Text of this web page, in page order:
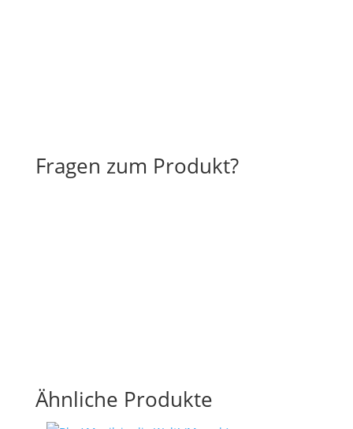
Fragen zum Produkt?
Ähnliche Produkte